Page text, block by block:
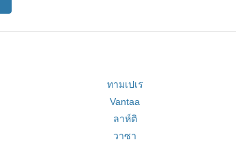
ทามเปเร
Vantaa
ลาห์ติ
วาซา